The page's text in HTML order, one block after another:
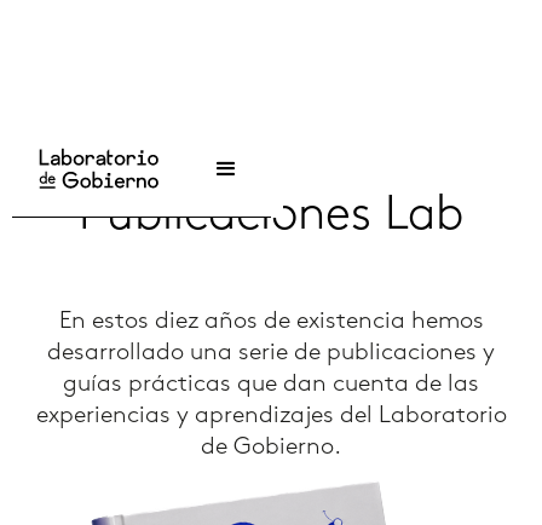
Publicaciones Lab
En estos diez años de existencia hemos
desarrollado una serie de publicaciones y
guías prácticas que dan cuenta de las
experiencias y aprendizajes del Laboratorio
de Gobierno.